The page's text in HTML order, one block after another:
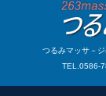
つるみマッサ－
TEL.0586-